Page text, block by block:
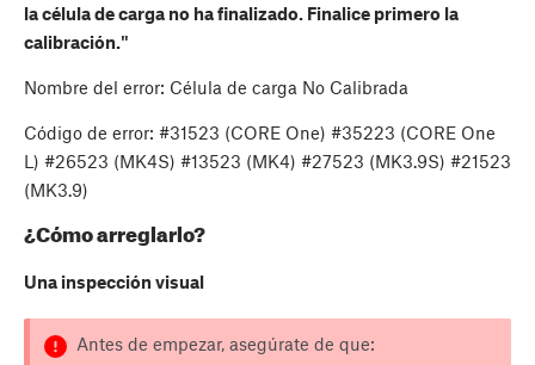
la célula de carga no ha finalizado. Finalice primero la
calibración."
Nombre del error: Célula de carga No Calibrada
Código de error: #31523 (CORE One) #35223 (CORE One
L) #26523 (MK4S) #13523 (MK4) #27523 (MK3.9S) #21523
(MK3.9)
¿Cómo arreglarlo?
Una inspección visual
Antes de empezar, asegúrate de que: